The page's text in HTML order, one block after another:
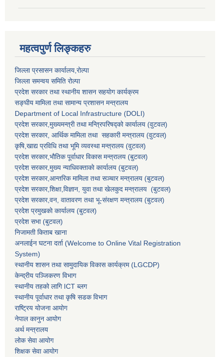
महत्वपुर्ण लिङ्कहरु
जिल्ला प्रसासन कार्यालय,राेल्पा
जिल्ला समन्वय समिति रोल्पा
प्रदेश सरकार तथा स्थानीय शासन सहयाेग कार्यक्रम
सङ्‍घीय मामिला तथा सामान्य प्रशासन मन्त्रालय
Department of Local Infrastructure (DOLI)
प्रदेश सरकार,मुख्यमन्त्री तथा मन्त्रिपरिषद्को कार्यालय (वुटवल)
प्रदेश सरकार, आर्थिक मामिला तथा सहकारी मन्त्रालय (वुटवल)
कृषि,खाद्य प्रविधि तथा भूमि व्यवस्था मन्त्रालय (वुटवल)
प्रदेश सरकार,भाैतिक पूर्वाधार विकास मन्त्रालय (बुटवल)
प्रदेश सरकार,मुख्य न्याधिवक्ताकाे कार्यालय (बुटवल)
प्रदेश सरकार,आन्तरिक मामिला तथा सञ्चार मन्त्रालय (बुटवल)
प्रदेश सरकार,शिक्षा,विज्ञान, युवा तथा खेलकुद मन्त्रालय (बुटवल)
प्रदेश सरकार,वन, वातावरण तथा भू-संरक्षण मन्त्रालय (बुटवल)
प्रदेश प्रमुखकाे कार्यालय (बुटवल)
प्रदेश सभा (बुटवल)
निजामती किताब खाना
अनलाईन घटना दर्ता (Welcome to Online Vital Registration
System)
स्थानीय शासन तथा सामुदायिक विकास कार्यक्रम (LGCDP)
केन्द्रीय पञ्जिकरण विभाग
स्थानीय तहको लागि ICT ब्लग
स्थानीय पूर्वाधार तथा कृषि सडक विभाग
राष्ट्रिय योजना आयोग
नेपाल कानुन आयोग
अर्थ मन्त्रालय
लोक सेवा आयोग
शिक्षक सेवा आयोग